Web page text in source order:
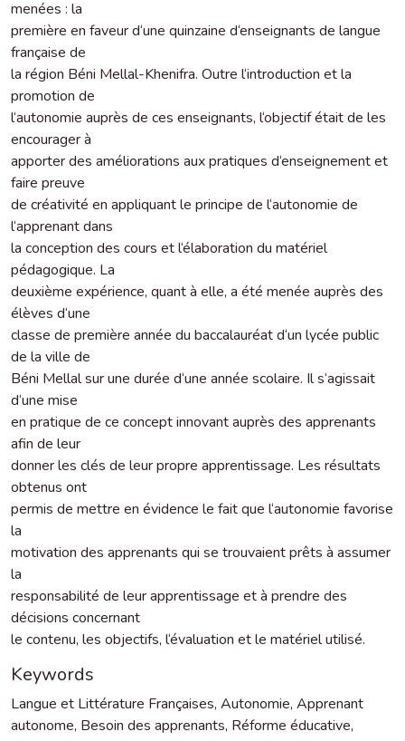
menées : la
première en faveur d‘une quinzaine d‘enseignants de langue
française de
la région Béni Mellal-Khenifra. Outre l‘introduction et la
promotion de
l‘autonomie auprès de ces enseignants, l‘objectif était de les
encourager à
apporter des améliorations aux pratiques d‘enseignement et
faire preuve
de créativité en appliquant le principe de l‘autonomie de
l‘apprenant dans
la conception des cours et l‘élaboration du matériel
pédagogique. La
deuxième expérience, quant à elle, a été menée auprès des
élèves d‘une
classe de première année du baccalauréat d‘un lycée public
de la ville de
Béni Mellal sur une durée d‘une année scolaire. Il s‘agissait
d‘une mise
en pratique de ce concept innovant auprès des apprenants
afin de leur
donner les clés de leur propre apprentissage. Les résultats
obtenus ont
permis de mettre en évidence le fait que l‘autonomie favorise
la
motivation des apprenants qui se trouvaient prêts à assumer
la
responsabilité de leur apprentissage et à prendre des
décisions concernant
le contenu, les objectifs, l‘évaluation et le matériel utilisé.
Keywords
Langue et Littérature Françaises, Autonomie, Apprenant
autonome, Besoin des apprenants, Réforme éducative,